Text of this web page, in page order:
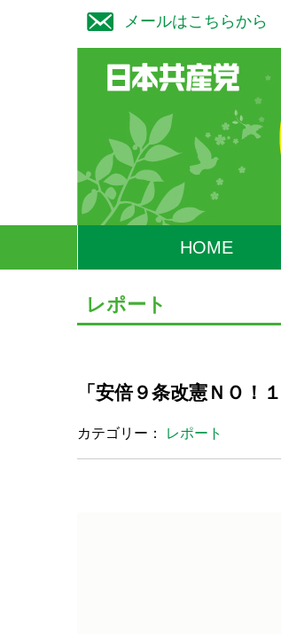
メールはこちらから
HOME
レポート
「安倍９条改憲ＮＯ！
カテゴリー： レポート